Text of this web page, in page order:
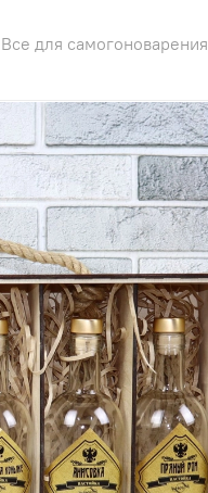
Все для самогоноварения